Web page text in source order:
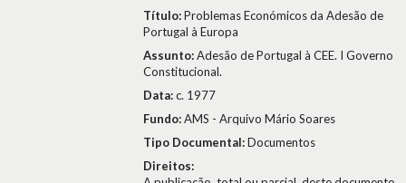
Título:Problemas Económicos da Adesão de
Portugal à Europa
Assunto:Adesão de Portugal à CEE. I Governo
Constitucional.
Data:c. 1977
Fundo:AMS - Arquivo Mário Soares
Tipo Documental:Documentos
Direitos: